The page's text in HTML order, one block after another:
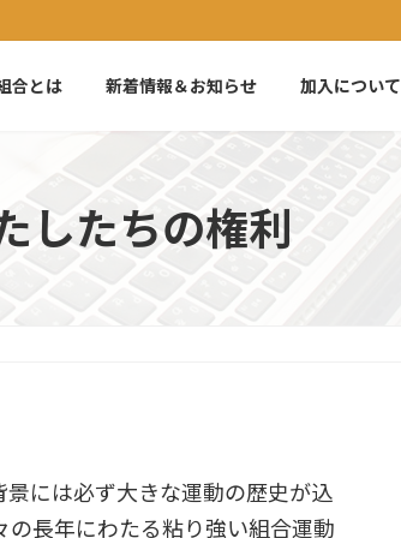
合とは 新着情報＆お知らせ 加入について
したちの権利
には必ず大きな運動の歴史が込
長年にわたる粘り強い組合運動